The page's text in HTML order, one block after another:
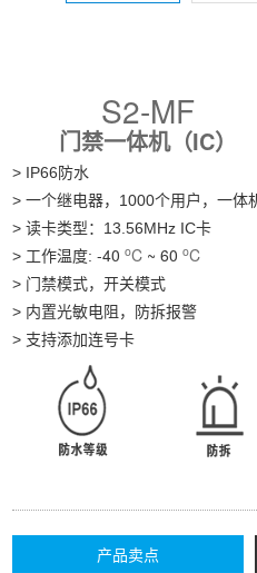
S2-MF
门禁一体机（IC）
> IP66防水
> 一个继电器，1000个用户，一体
> 读卡类型：13.56MHz IC卡
> 工作温度:-40 oC ~ 60oC
> 门禁模式，开关模式
> 内置光敏电阻，防拆报警
> 支持添加连号卡
产品卖点